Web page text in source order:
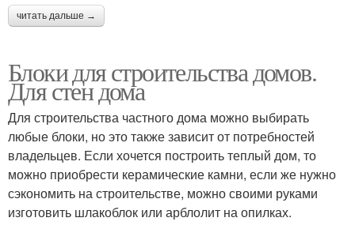
читать дальше →
Блоки для строительства домов.
Для стен дома
Для строительства частного дома можно выбирать
любые блоки, но это также зависит от потребностей
владельцев. Если хочется построить теплый дом, то
можно приобрести керамические камни, если же нужно
сэкономить на строительстве, можно своими руками
изготовить шлакоблок или арблолит на опилках.